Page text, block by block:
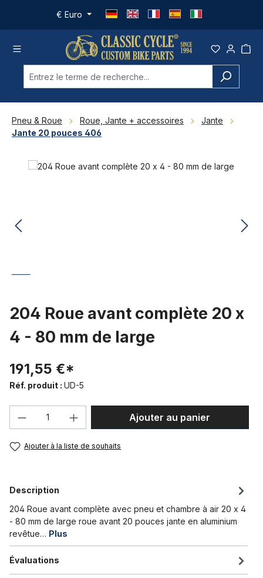
Passer au contenu principal
€ Euro
Pneu & Roue Roue, Jante + accessoires
Jante
Jante 20 pouces 406
Ignorer la galerie d'images
204 Roue avant complète 20 x
4 - 80 mm de large
191,55 €*
Réf. produit : UD-5
Quantité de produit : Entrez la
Ajouter au panier
Ajouter à la liste de souhaits
Description
204 Roue avant complète avec pneu et chambre à air 20 x 4
- 80 mm de large roue avant 20 pouces jante en aluminium
revêtue… Plus
Évaluations